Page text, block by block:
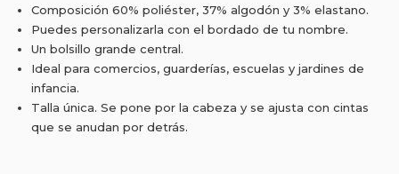
Composición 60% poliéster, 37% algodón y 3% elastano.
Puedes personalizarla con el bordado de tu nombre.
Un bolsillo grande central.
Ideal para comercios, guarderías, escuelas y jardines de
infancia.
Talla única. Se pone por la cabeza y se ajusta con cintas
que se anudan por detrás.